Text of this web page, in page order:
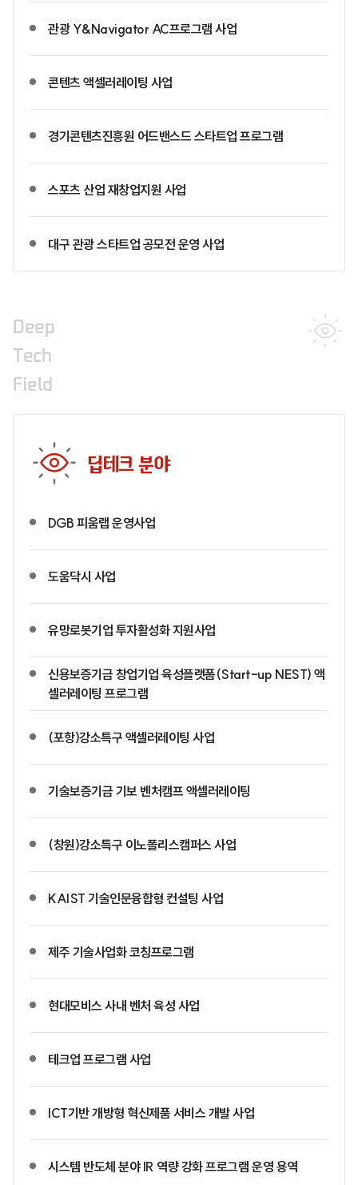
관광 Y&Navigator AC프로그램 사업
콘텐츠 액셀러레이팅 사업
경기콘텐츠진흥원 어드밴스드 스타트업 프로그램
스포츠 산업 재창업지원 사업
대구 관광 스타트업 공모전 운영 사업
Deep
Tech
Field
딥테크 분야
DGB 피움랩 운영사업
도움닥시 사업
유망로봇기업 투자활성화 지원사업
신용보증기금 창업기업 육성플랫폼(Start-up NEST) 액
셀러레이팅 프로그램
(포항)강소특구 액셀러레이팅 사업
기술보증기금 기보 벤처캠프 액셀러레이팅
(창원)강소특구 이노폴리스캠퍼스 사업
KAIST 기술인문융합형 컨설팅 사업
제주 기술사업화 코칭프로그램
현대모비스 사내 벤처 육성 사업
테크업 프로그램 사업
ICT기반 개방형 혁신제품 서비스 개발 사업
시스템 반도체 분야 IR 역량 강화 프로그램 운영 용역